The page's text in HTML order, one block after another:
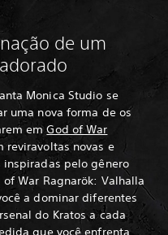
de um
Monica Studio se
uma nova forma de os
emGod of War
reviravoltas novas e
pelo gênero
War Ragnarök: Valhalla
a dominar diferentes
do Kratos a cada
que você enfrenta